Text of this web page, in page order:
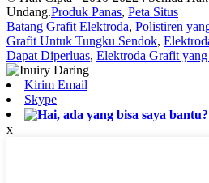
Undang.Produk Panas, Peta Situs
Batang Grafit Elektroda, Polistiren
Grafit Untuk Tungku Sendok,
Dapat Diperluas, Elektroda Grafit
Kirim Email
Skype
x